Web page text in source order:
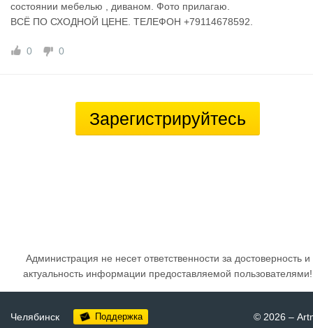
состоянии мебелью , диваном. Фото прилагаю.
ВСЁ ПО СХОДНОЙ ЦЕНЕ. ТЕЛЕФОН +79114678592.
0 0
Зарегистрируйтесь
Администрация не несет ответственности за достоверность и
актуальность информации предоставляемой пользователями!
Челябинск Поддержка © 2026 –